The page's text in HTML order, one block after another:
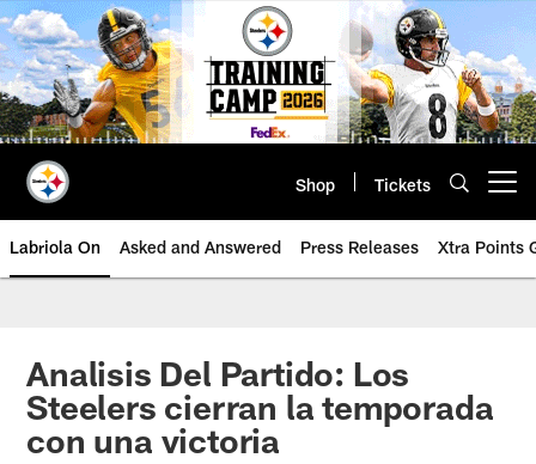
Skip
to
main
content
Shop Tickets
Labriola On Asked and Answered Press Releases Xtra Points
Analisis Del Partido: Los
Steelers cierran la temporada
con una victoria